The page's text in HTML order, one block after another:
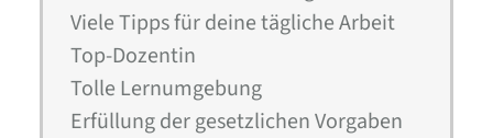
Viele Tipps für deine tägliche Arbeit
Top-Dozentin
Tolle Lernumgebung
Erfüllung der gesetzlichen Vorgaben